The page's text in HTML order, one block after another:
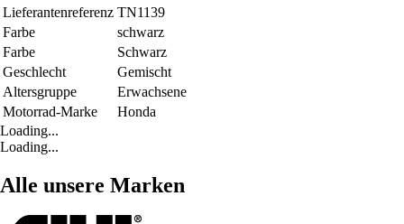
Lieferantenreferenz TN1139
Farbe
schwarz
Farbe
Schwarz
Geschlecht
Gemischt
Altersgruppe
Erwachsene
Motorrad-Marke
Honda
Loading...
Loading...
Alle unsere Marken